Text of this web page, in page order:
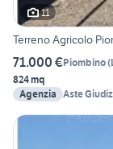
11
Terreno Agricolo
71.000 €Piombino(
824 mq
Agenzia Aste